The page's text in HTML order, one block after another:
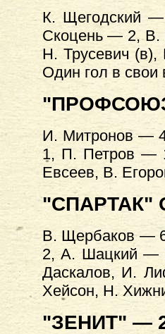
К. Щегодский
Скоцень — 2, В.
Н. Трусевич
Один гол в
И. Митронов —
1, П. Петров —
Евсеев, В.
"СПАРТАК"
В. Щербаков —
2, А. Шацкий —
Даскалов, И.
Хейсон, Н.
"ЗЕНИТ" —